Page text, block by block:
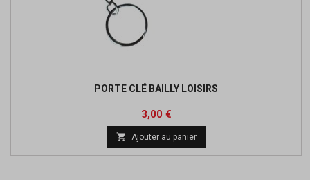
PORTE CLÉ BAILLY LOISIRS
Prix
3,00 €
 Ajouter au panier